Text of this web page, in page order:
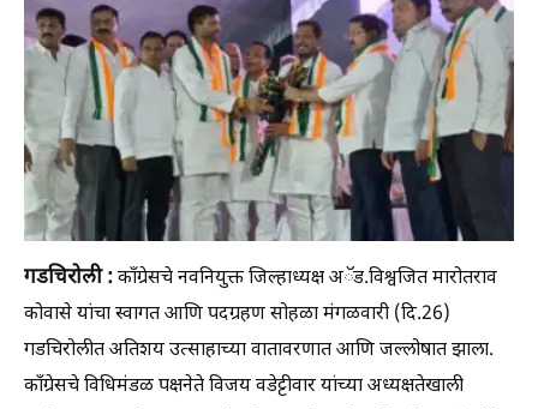
गडचिरोली :काँग्रेसचे नवनियुक्त जिल्हाध्यक्ष अॅड.विश्वजित मारोतराव
कोवासे यांचा स्वागत आणि पदग्रहण सोहळा मंगळवारी (दि.26)
गडचिरोलीत अतिशय उत्साहाच्या वातावरणात आणि जल्लोषात झाला.
काँग्रेसचे विधिमंडळ पक्षनेते विजय वडेट्टीवार यांच्या अध्यक्षतेखाली